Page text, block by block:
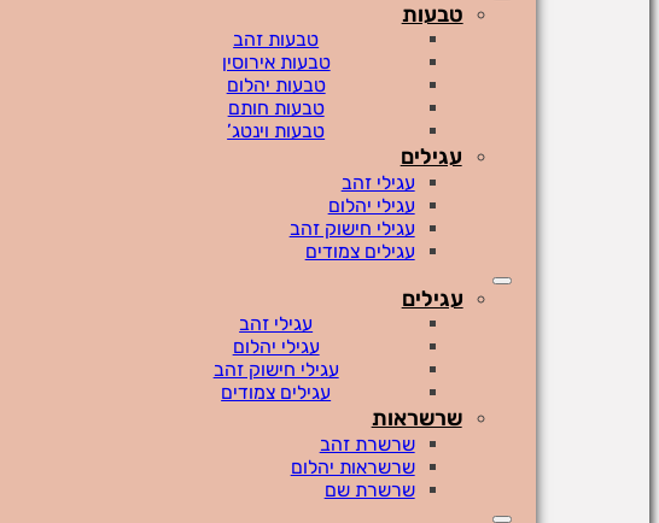
טבעות
טבעות זהב
טבעות אירוסין
טבעות יהלום
טבעות חותם
טבעות וינטג’
עגילים
עגילי זהב
עגילי יהלום
עגילי חישוק זהב
עגילים צמודים
עגילים
עגילי זהב
עגילי יהלום
עגילי חישוק זהב
עגילים צמודים
שרשראות
שרשרת זהב
שרשראות יהלום
שרשרת שם